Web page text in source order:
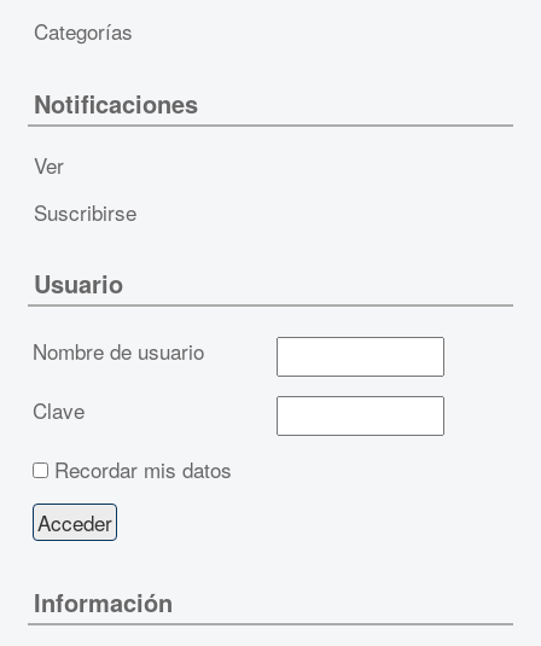
Categorías
Notificaciones
Ver
Suscribirse
Usuario
Nombre de usuario
Clave
Recordar mis datos
Información